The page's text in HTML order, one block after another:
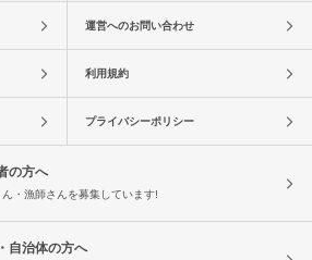
運営へのお問い合わせ
利用規約
プライバシーポリシー
の方へ
ん・漁師さんを募集しています!
自治体の方へ